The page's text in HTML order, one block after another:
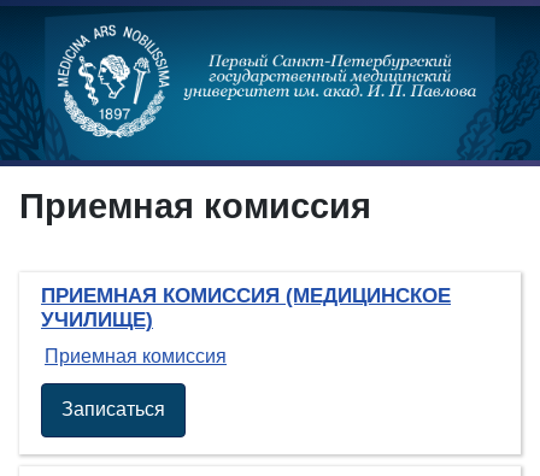
Приемная комиссия
ПРИЕМНАЯ КОМИССИЯ (МЕДИЦИНСКОЕ
УЧИЛИЩЕ)
Приемная комиссия
Записаться